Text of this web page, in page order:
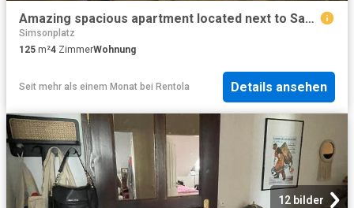
Amazing spacious apartment located next to Sankt Peters church
Simsonplatz
125 m²4 ZimmerWohnung
Seit mehr als einem Monat bei Rentola Details ansehen
12 bilder